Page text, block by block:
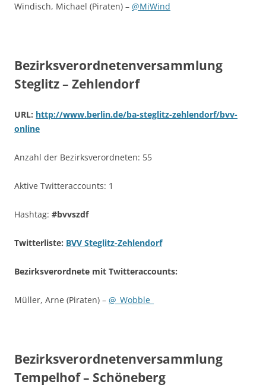
Windisch, Michael (Piraten) – @MiWind
Bezirksverordnetenversammlung
Steglitz – Zehlendorf
URL: http://www.berlin.de/ba-steglitz-zehlendorf/bvv-
online
Anzahl der Bezirksverordneten: 55
Aktive Twitteraccounts: 1
Hashtag: #bvvszdf
Twitterliste: BVV Steglitz-Zehlendorf
Bezirksverordnete mit Twitteraccounts:
Müller, Arne (Piraten) – @_Wobble_
Bezirksverordnetenversammlung
Tempelhof – Schöneberg